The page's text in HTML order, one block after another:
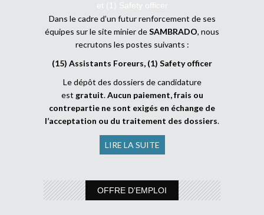
et (1) Safety officer
Dans le cadre d’un futur renforcement de ses
équipes sur le site minier deSAMBRADO, nous
recrutons les postes suivants :
(15) Assistants Foreurs, (1) Safety officer
Le dépôt des dossiers de candidature
est gratuit.Aucun paiement, frais ou
contrepartie ne sont exigés en échange de
l’acceptation ou du traitement des dossiers.
LIRE LA SUITE
OFFRE D’EMPLOI